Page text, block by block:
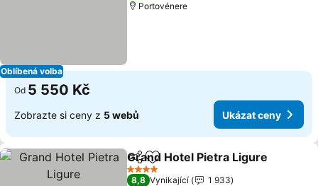
Oblíbená volba
Portovénere
Od 5 550 Kč
Zobrazte si ceny z 5 webů Ukázat ceny
SdíletPřidat na seznam oblíbených
Grand Hotel Pietra Ligure
4 Počet hvězdiček
8,8 Vynikající
1 933